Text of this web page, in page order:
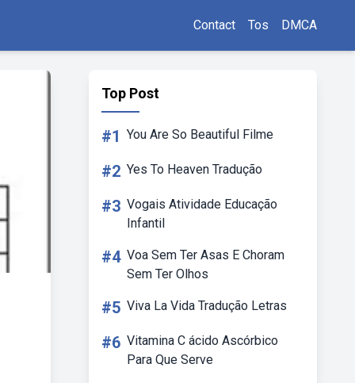
Contact Tos DMCA
Top Post
#1 You Are So Beautiful Filme
#2 Yes To Heaven Tradução
#3 Vogais Atividade Educação
Infantil
#4 Voa Sem Ter Asas E Choram
Sem Ter Olhos
#5 Viva La Vida Tradução Letras
#6 Vitamina C ácido Ascórbico
Para Que Serve